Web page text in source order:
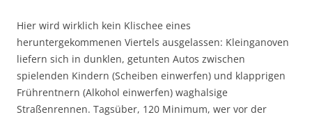
Hier wird wirklich kein Klischee eines
heruntergekommenen Viertels ausgelassen: Kleinganoven
liefern sich in dunklen, getunten Autos zwischen
spielenden Kindern (Scheiben einwerfen) und klapprigen
Frührentnern (Alkohol einwerfen) waghalsige
Straßenrennen. Tagsüber, 120 Minimum, wer vor der